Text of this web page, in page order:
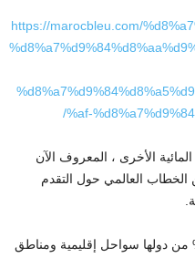
https://marocbleu.com/
%af-
الأخرى ، المعروف الآن
الخطاب العالمي حول التقدم
لأفريقيا التي تمتلك بامتلاك 70% من دولها سواحل إقليمية ومناطق